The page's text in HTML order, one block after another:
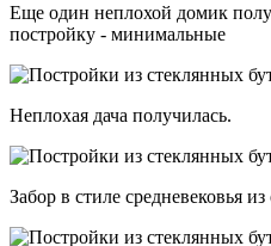
Еще один неплохой домик
постройку - минимальные
Неплохая дача получилась.
Забор в стиле средневековья